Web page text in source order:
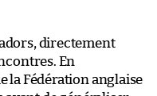
directement
En
la Fédération anglaise